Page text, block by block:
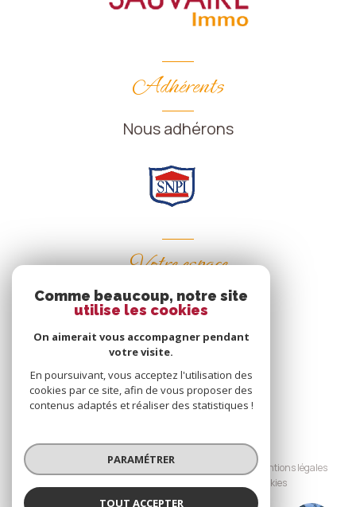
Adhérents
Nous adhérons
Votre espace
Espace propriétaire
SE CONNECTER
© 2026 | Tous droits réservés
Nos honoraires
Nos partenaires
Mentions légales
Cookies
Comme beaucoup, notre site
utilise les cookies
On aimerait vous accompagner pendant
votre visite.
En poursuivant, vous acceptez l'utilisation des
cookies par ce site, afin de vous proposer des
contenus adaptés et réaliser des statistiques !
PARAMÉTRER
TOUT ACCEPTER